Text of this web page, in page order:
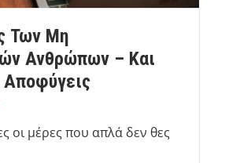
Των Μη
Ανθρώπων – Και
οι μέρες που απλά δεν θες